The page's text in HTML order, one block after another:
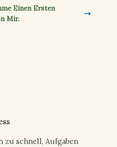
Einen Ersten
Mir.
zu schnell, Aufgaben